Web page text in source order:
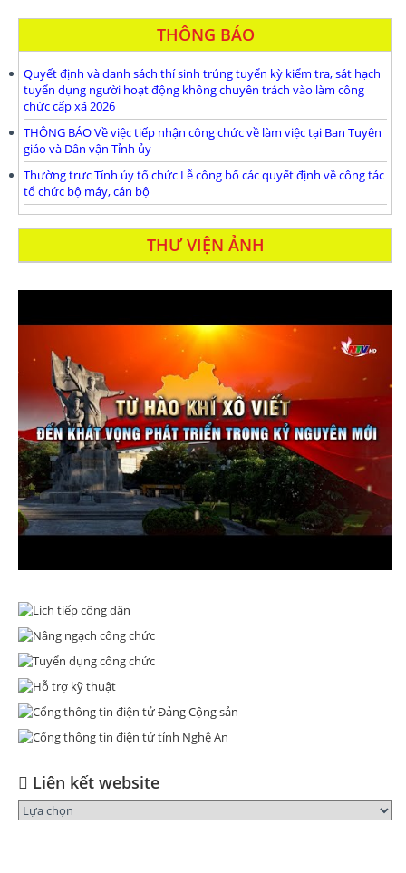
THÔNG BÁO
Quyết định và danh sách thí sinh trúng tuyển kỳ kiểm tra, sát hạch
tuyển dụng người hoạt động không chuyên trách vào làm công
chức cấp xã 2026
THÔNG BÁO Về việc tiếp nhận công chức về làm việc tại Ban Tuyên
giáo và Dân vận Tỉnh ủy
Thường trưc Tỉnh ủy tổ chức Lễ công bố các quyết định về công tác
tổ chức bộ máy, cán bộ
THƯ VIỆN ẢNH
Liên kết website